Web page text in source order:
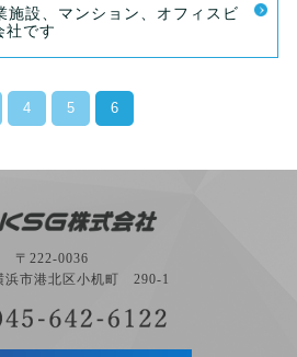
施設、マンション、オフィスビ
社です
4 5 6
〒222-0036
浜市港北区小机町 290-1